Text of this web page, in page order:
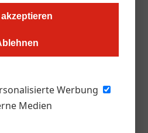
Werbung
Medien
zu. Welche Marketing-
fünf Tipps gefragt.
und Kongresszeit. Viele
zu dieser Jahreszeit